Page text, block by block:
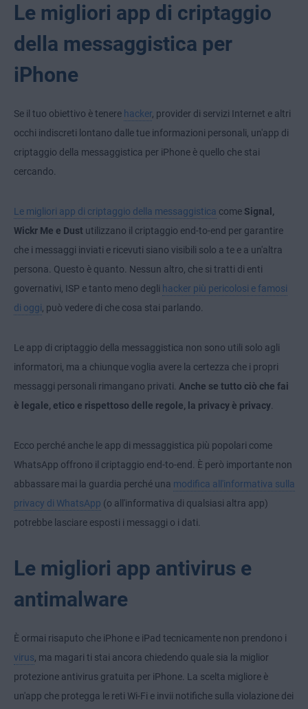
Le migliori app di criptaggio
della messaggistica per
iPhone
Se il tuo obiettivo è tenere hacker , provider di servizi Internet e altri
occhi indiscreti lontano dalle tue informazioni personali, un'app di
criptaggio della messaggistica per iPhone è quello che stai
cercando.
Le migliori app di criptaggio della messaggistica come Signal,
Wickr Me e Dust utilizzano il criptaggio end-to-end per garantire
che i messaggi inviati e ricevuti siano visibili solo a te e a un'altra
persona. Questo è quanto. Nessun altro, che si tratti di enti
governativi, ISP e tanto meno degli hacker più pericolosi e famosi
di oggi , può vedere di che cosa stai parlando.
Le app di criptaggio della messaggistica non sono utili solo agli
informatori, ma a chiunque voglia avere la certezza che i propri
messaggi personali rimangano privati. Anche se tutto ciò che fai
è legale, etico e rispettoso delle regole, la privacy è privacy
Ecco perché anche le app di messaggistica più popolari come
WhatsApp offrono il criptaggio end-to-end. È però importante non
abbassare mai la guardia perché una modifica all'informativa sulla
privacy di WhatsApp (o all'informativa di qualsiasi altra app)
potrebbe lasciare esposti i messaggi o i dati.
Le migliori app antivirus e
antimalware
È ormai risaputo che iPhone e iPad tecnicamente non prendono i
virus , ma magari ti stai ancora chiedendo quale sia la miglior
protezione antivirus gratuita per iPhone. La scelta migliore è
un'app che protegga le reti Wi-Fi e invii notifiche sulla violazione dei